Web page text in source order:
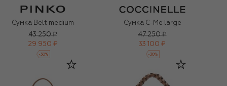
Сумка Belt medium
43 250 ₽
29 950 ₽
-30%
Сумка C-Me large
47 250 ₽
33 100 ₽
-30%